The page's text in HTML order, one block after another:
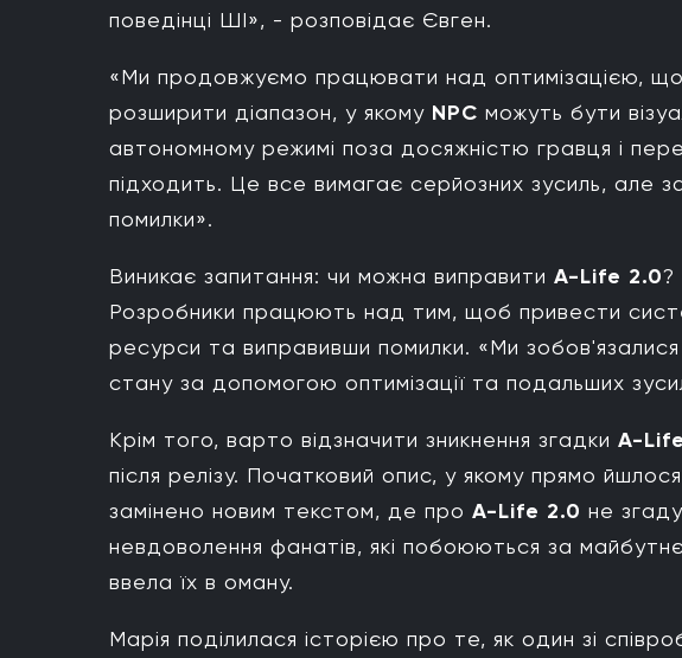
поведінці ШІ», - розповідає Євген.
«Ми продовжуємо працювати над оптимізацією,
розширити діапазон, у якому NPC можуть бути
автономному режимі поза досяжністю гравця і
підходить. Це все вимагає серйозних зусиль, але
помилки».
Виникає запитання: чи можна виправити A-Life 2.0?
Розробники працюють над тим, щоб привести
ресурси та виправивши помилки. «Ми
стану за допомогою оптимізації та подальших
Крім того, варто відзначити зникнення згадки A-
після релізу. Початковий опис, у якому прямо
замінено новим текстом, де про A-Life 2.0 не
невдоволення фанатів, які побоюються за
ввела їх в оману.
Марія поділилася історією про те, як один зі